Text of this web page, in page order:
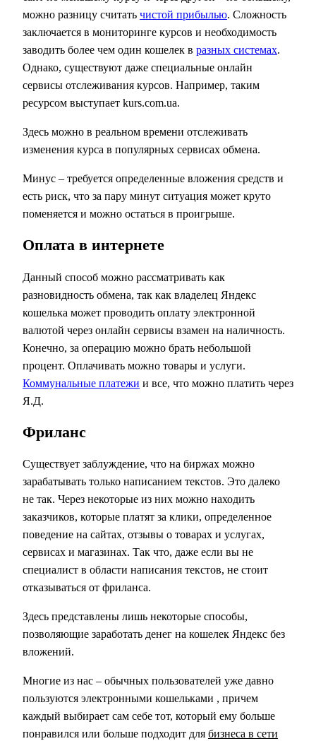
можно разницу считать чистой прибылью. Сложность
заключается в мониторинге курсов и необходимость
заводить более чем один кошелек в разных системах.
Однако, существуют даже специальные онлайн
сервисы отслеживания курсов. Например, таким
ресурсом выступает kurs.com.ua.
Здесь можно в реальном времени отслеживать
изменения курса в популярных сервисах обмена.
Минус – требуется определенные вложения средств и
есть риск, что за пару минут ситуация может круто
поменяется и можно остаться в проигрыше.
Оплата в интернете
Данный способ можно рассматривать как
разновидность обмена, так как владелец Яндекс
кошелька может проводить оплату электронной
валютой через онлайн сервисы взамен на наличность.
Конечно, за операцию можно брать небольшой
процент. Оплачивать можно товары и услуги.
Коммунальные платежи и все, что можно платить через
Я.Д.
Фриланс
Существует заблуждение, что на биржах можно
зарабатывать только написанием текстов. Это далеко
не так. Через некоторые из них можно находить
заказчиков, которые платят за клики, определенное
поведение на сайтах, отзывы о товарах и услугах,
сервисах и магазинах. Так что, даже если вы не
специалист в области написания текстов, не стоит
отказываться от фриланса.
Здесь представлены лишь некоторые способы,
позволяющие заработать денег на кошелек Яндекс без
вложений.
Многие из нас – обычных пользователей уже давно
пользуются электронными кошельками , причем
каждый выбирает сам себе тот, который ему больше
понравился или больше подходит для бизнеса в сети